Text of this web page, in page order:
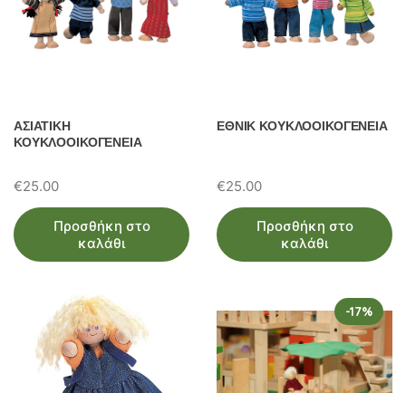
ΑΣΙΑΤΙΚΗ
ΚΟΥΚΛΟΟΙΚΟΓΕΝΕΙΑ
€25.00
Προσθήκη στο
καλάθι
ΕΘΝΙΚ ΚΟΥΚΛΟΟΙΚΟΓΕΝΕΙΑ
€25.00
Προσθήκη στο
καλάθι
-17%